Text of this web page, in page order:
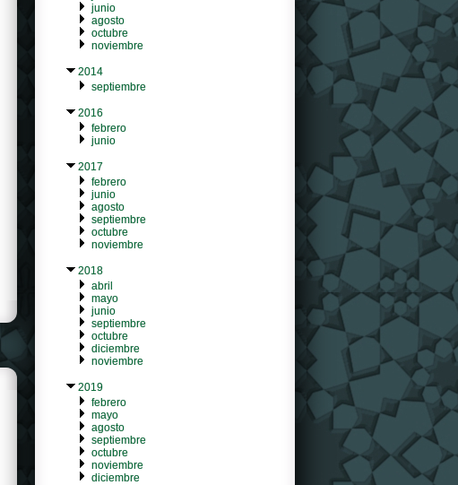
junio
agosto
octubre
noviembre
2014
septiembre
2016
febrero
junio
2017
febrero
junio
agosto
septiembre
octubre
noviembre
2018
abril
mayo
junio
septiembre
octubre
diciembre
noviembre
2019
febrero
mayo
agosto
septiembre
octubre
noviembre
diciembre